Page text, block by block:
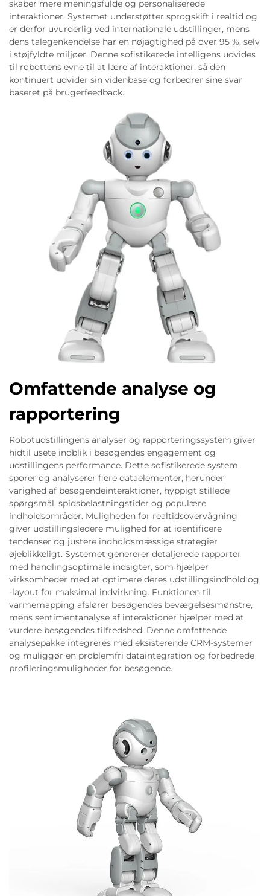
skaber mere meningsfulde og personaliserede
interaktioner. Systemet understøtter sprogskift i realtid og
er derfor uvurderlig ved internationale udstillinger, mens
dens talegenkendelse har en nøjagtighed på over 95 %, selv
i støjfyldte miljøer. Denne sofistikerede intelligens udvides
til robottens evne til at lære af interaktioner, så den
kontinuert udvider sin videnbase og forbedrer sine svar
baseret på brugerfeedback.
Omfattende analyse og
rapportering
Robotudstillingens analyser og rapporteringssystem giver
hidtil usete indblik i besøgendes engagement og
udstillingens performance. Dette sofistikerede system
sporer og analyserer flere dataelementer, herunder
varighed af besøgendeinteraktioner, hyppigt stillede
spørgsmål, spidsbelastningstider og populære
indholdsområder. Muligheden for realtidsovervågning
giver udstillingsledere mulighed for at identificere
tendenser og justere indholdsmæssige strategier
øjeblikkeligt. Systemet genererer detaljerede rapporter
med handlingsoptimale indsigter, som hjælper
virksomheder med at optimere deres udstillingsindhold og
-layout for maksimal indvirkning. Funktionen til
varmemapping afslører besøgendes bevægelsesmønstre,
mens sentimentanalyse af interaktioner hjælper med at
vurdere besøgendes tilfredshed. Denne omfattende
analysepakke integreres med eksisterende CRM-systemer
og muliggør en problemfri dataintegration og forbedrede
profileringsmuligheder for besøgende.